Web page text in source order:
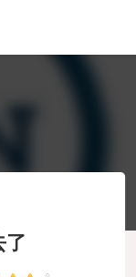
了